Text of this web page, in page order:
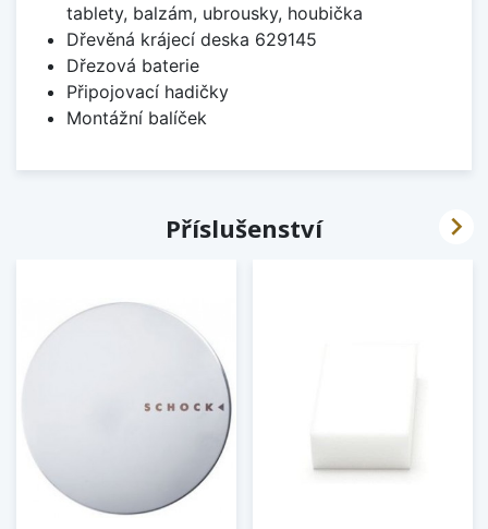
tablety, balzám, ubrousky, houbička
Dřevěná krájecí deska 629145
Dřezová baterie
Připojovací hadičky
Montážní balíček
Příslušenství 